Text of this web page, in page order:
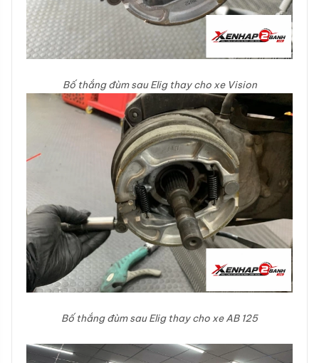
Bố thắng đùm sau Elig thay cho xe Vision
Bố thắng đùm sau Elig thay cho xe AB 125